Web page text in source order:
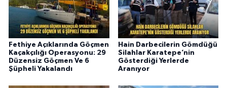
Fethiye Açıklarında Göçmen
Kaçakçılığı Operasyonu: 29
Düzensiz Göçmen Ve 6
Şüpheli Yakalandı
Hain Darbecilerin Gömdüğü
Silahlar Karatepe’nin
Gösterdiği Yerlerde
Aranıyor